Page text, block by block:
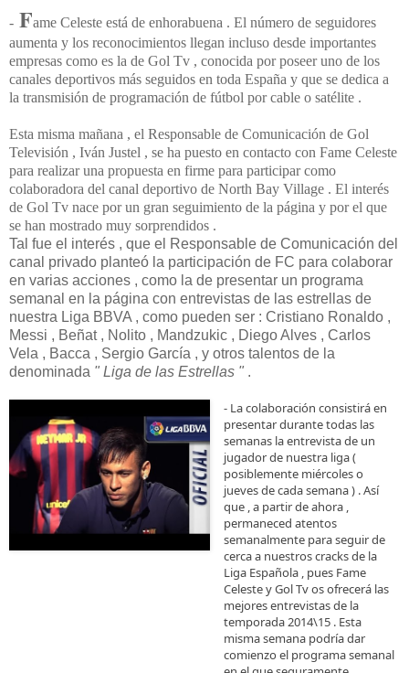
- Fame Celeste está de enhorabuena . El número de seguidores
aumenta y los reconocimientos llegan incluso desde importantes
empresas como es la de Gol Tv , conocida por poseer uno de los
canales deportivos más seguidos en toda España y que se dedica a
la transmisión de programación de fútbol por cable o satélite .
Esta misma mañana , el Responsable de Comunicación de Gol
Televisión , Iván Justel , se ha puesto en contacto con Fame Celeste
para realizar una propuesta en firme para participar como
colaboradora del canal deportivo de North Bay Village . El interés
de Gol Tv nace por un gran seguimiento de la página y por el que
se han mostrado muy sorprendidos .
Tal fue el interés , que el Responsable de Comunicación del
canal privado planteó la participación de FC para colaborar
en varias acciones , como la de presentar un programa
semanal en la página con entrevistas de las estrellas de
nuestra Liga BBVA , como pueden ser : Cristiano Ronaldo ,
Messi , Beñat , Nolito , Mandzukic , Diego Alves , Carlos
Vela , Bacca , Sergio García , y otros talentos de la
denominada " Liga de las Estrellas " .
- La colaboración consistirá en
presentar durante todas las
semanas la entrevista de un
jugador de nuestra liga (
posiblemente miércoles o
jueves de cada semana ) . Así
que , a partir de ahora ,
permaneced atentos
semanalmente para seguir de
cerca a nuestros cracks de la
Liga Española , pues Fame
Celeste y Gol Tv os ofrecerá las
mejores entrevistas de la
temporada 2014\15 . Esta
misma semana podría dar
comienzo el programa semanal